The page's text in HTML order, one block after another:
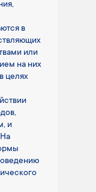
в
или
на них
целях
и